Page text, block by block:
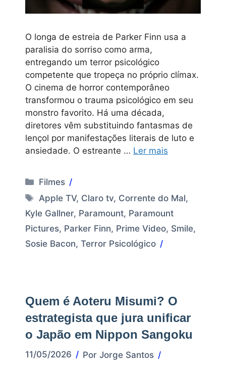
O longa de estreia de Parker Finn usa a
paralisia do sorriso como arma,
entregando um terror psicológico
competente que tropeça no próprio clímax.
O cinema de horror contemporâneo
transformou o trauma psicológico em seu
monstro favorito. Há uma década,
diretores vêm substituindo fantasmas de
lençol por manifestações literais de luto e
ansiedade. O estreante … Ler mais
Categorias
Filmes
Tags
Apple TV, Claro tv, Corrente do Mal,
Kyle Gallner, Paramount, Paramount
Pictures, Parker Finn, Prime Video, Smile,
Sosie Bacon, Terror Psicológico
Quem é Aoteru Misumi? O
estrategista que jura unificar
o Japão em Nippon Sangoku
11/05/2026 Por Jorge Santos